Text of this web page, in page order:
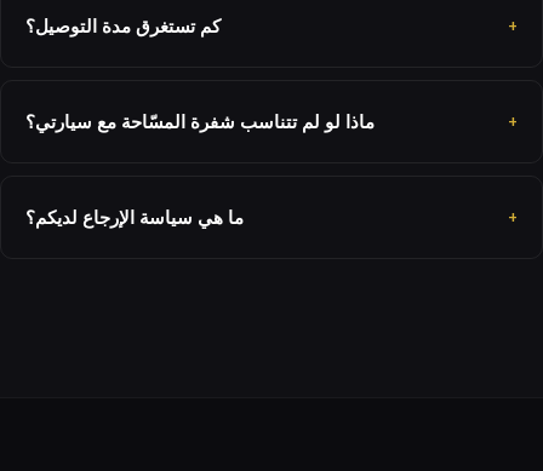
كم تستغرق مدة التوصيل؟
ماذا لو لم تتناسب شفرة المسّاحة مع سيارتي؟
ما هي سياسة الإرجاع لديكم؟